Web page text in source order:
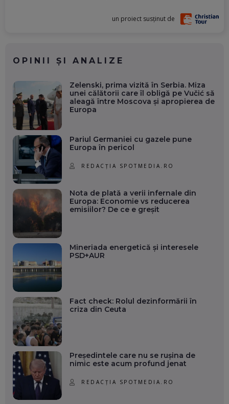
un proiect susținut de
OPINII ȘI ANALIZE
Zelenski, prima vizită în Serbia. Miza
unei călătorii care îl obligă pe Vučić să
aleagă între Moscova și apropierea de
Europa
Pariul Germaniei cu gazele pune
Europa în pericol
REDACȚIA SPOTMEDIA.RO
Nota de plată a verii infernale din
Europa: Economie vs reducerea
emisiilor? De ce e greșit
Mineriada energetică și interesele
PSD+AUR
Fact check: Rolul dezinformării în
criza din Ceuta
Președintele care nu se rușina de
nimic este acum profund jenat
REDACȚIA SPOTMEDIA.RO